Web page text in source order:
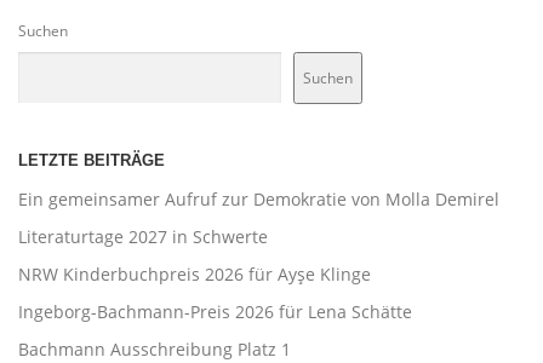
Suchen
Suchen
LETZTE BEITRÄGE
Ein gemeinsamer Aufruf zur Demokratie von Molla Demirel
Literaturtage 2027 in Schwerte
NRW Kinderbuchpreis 2026 für Ayşe Klinge
Ingeborg-Bachmann-Preis 2026 für Lena Schätte
Bachmann Ausschreibung Platz 1